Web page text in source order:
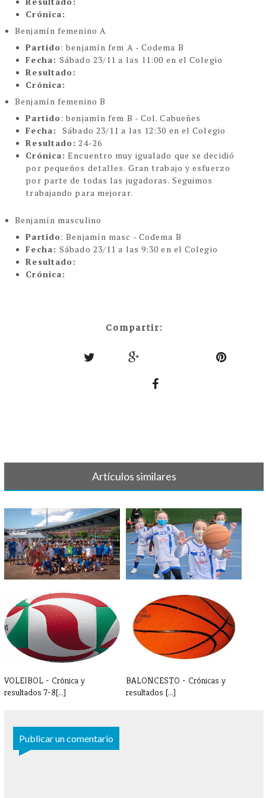
Crónica:
Benjamín femenino A
Partido: benjamín fem A - Codema B
Fecha:Sábado 23/11 a las 11:00 en el Colegio
Resultado:
Crónica:
Benjamín femenino B
Partido: benjamín fem B - Col. Cabueñes
Fecha:Sábado 23/11 a las 12:30 en el Colegio
Resultado: 24-26
Crónica: Encuentro muy igualado que se decidió
por pequeños detalles. Gran trabajo y esfuerzo
por parte de todas las jugadoras. Seguimos
trabajando para mejorar.
Benjamín masculino
Partido: Benjamín masc - Codema B
Fecha:Sábado 23/11 a las 9:30 en el Colegio
Resultado:
Crónica:
Compartir:
Artículos similares
TORNEO BILBAO INDAUTXU
2022
GALERÍA DE FOTOS FEBRERO
VOLEIBOL - Crónica y
resultados 7-8[...]
BALONCESTO - Crónicas y
resultados [...]
Publicar un comentario